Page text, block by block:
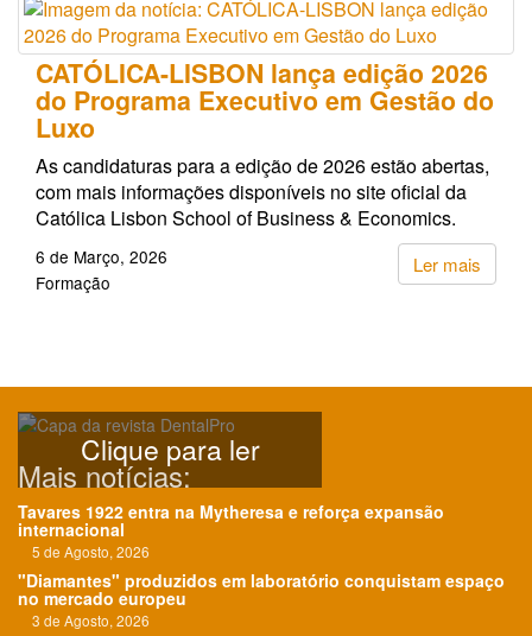
CATÓLICA-LISBON lança edição 2026
do Programa Executivo em Gestão do
Luxo
As candidaturas para a edição de 2026 estão abertas,
com mais informações disponíveis no site oficial da
Católica Lisbon School of Business & Economics.
Ler mais
6 de Março, 2026
Formação
Clique para ler
Mais notícias:
Tavares 1922 entra na Mytheresa e reforça expansão
internacional
5 de Agosto, 2026
"Diamantes" produzidos em laboratório conquistam espaço
no mercado europeu
3 de Agosto, 2026